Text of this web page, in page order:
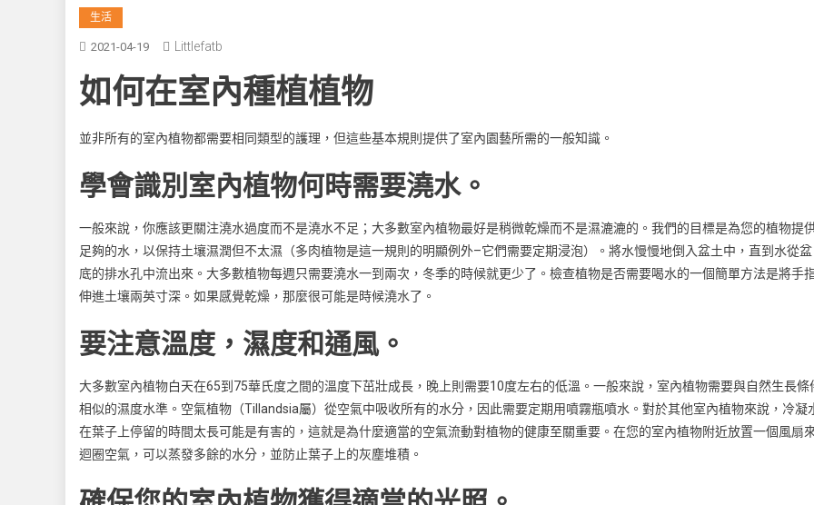
生活
2021-04-19 Littlefatb
如何在室內種植植物
並非所有的室內植物都需要相同類型的護理，但這些基本規則提供了室內園藝所需的一般知識。
學會識別室內植物何時需要澆水。
一般來說，你應該更關注澆水過度而不是澆水不足；大多數室內植物最好是稍微乾燥而不是濕漉漉的。我們的目標是為您的植物提
足夠的水，以保持土壤濕潤但不太濕（多肉植物是這一規則的明顯例外–它們需要定期浸泡）。將水慢慢地倒入盆土中，直到水從盆
底的排水孔中流出來。大多數植物每週只需要澆水一到兩次，冬季的時候就更少了。檢查植物是否需要喝水的一個簡單方法是將手
伸進土壤兩英寸深。如果感覺乾燥，那麼很可能是時候澆水了。
要注意溫度，濕度和通風。
大多數室內植物白天在65到75華氏度之間的溫度下茁壯成長，晚上則需要10度左右的低溫。一般來說，室內植物需要與自然生長條
相似的濕度水準。空氣植物（Tillandsia屬）從空氣中吸收所有的水分，因此需要定期用噴霧瓶噴水。對於其他室內植物來說，冷凝
在葉子上停留的時間太長可能是有害的，這就是為什麼適當的空氣流動對植物的健康至關重要。在您的室內植物附近放置一個風扇
迴圈空氣，可以蒸發多餘的水分，並防止葉子上的灰塵堆積。